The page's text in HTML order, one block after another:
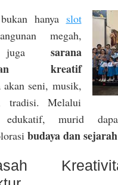
hanya slot
megah,
juga sarana
kreatif
akan seni, musik,
tradisi. Melalui
edukatif, murid
budaya dan